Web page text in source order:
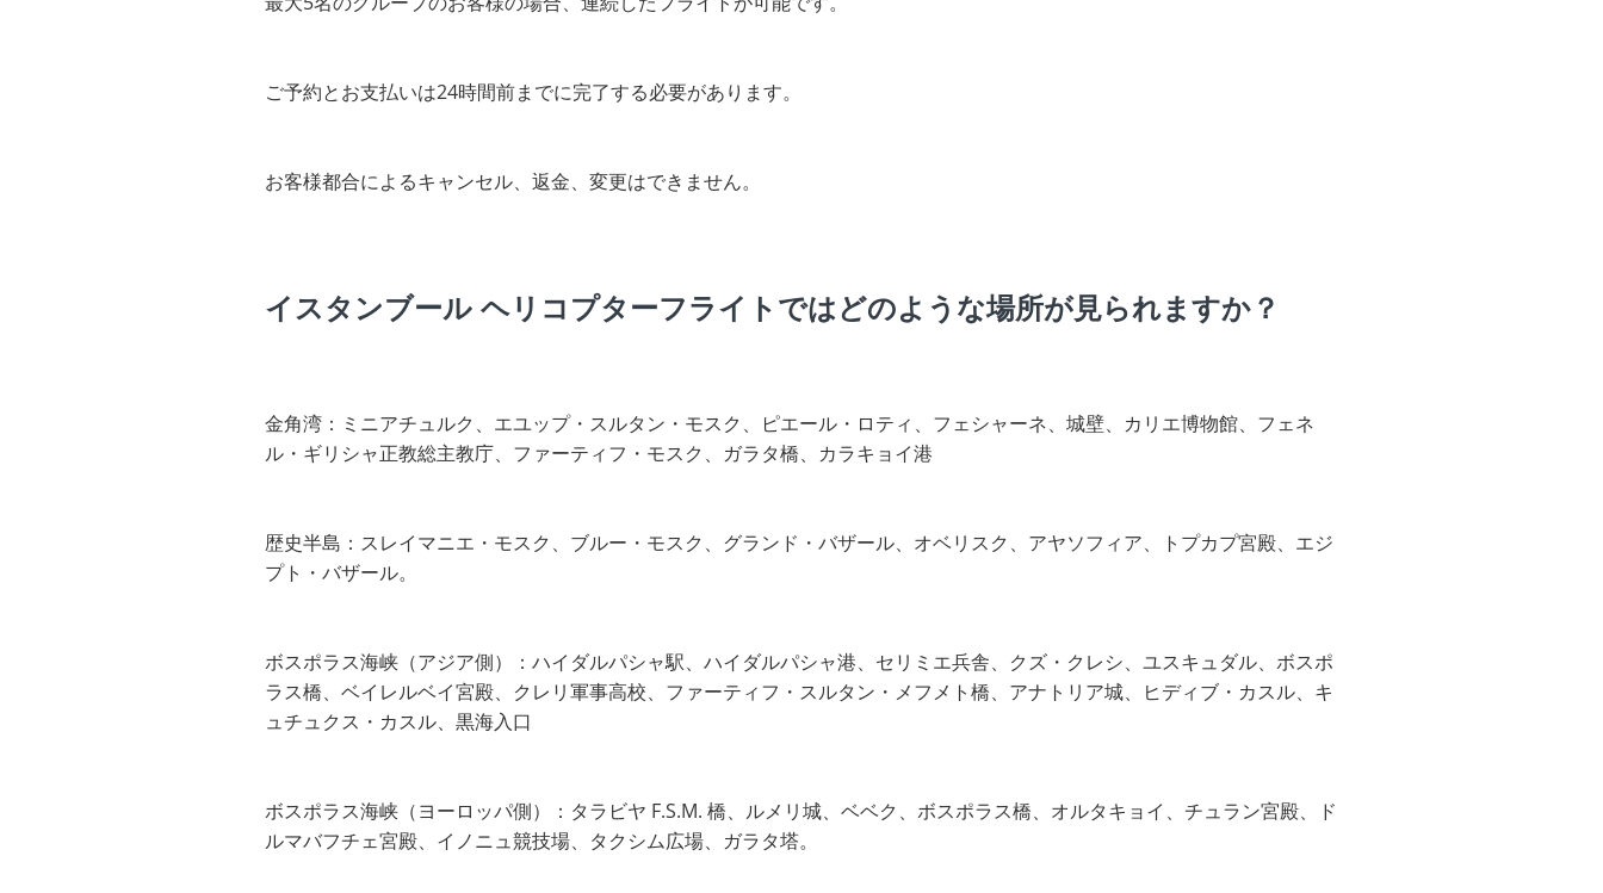
ご予約とお支払いは24時間前までに完了する必要があります。
お客様都合によるキャンセル、返金、変更はできません。
イスタンブール ヘリコプターフライトではどのような場所が見られますか？
金角湾：ミニアチュルク、エユップ・スルタン・モスク、ピエール・ロティ、フェシャーネ、城壁、カリエ博物館、フェネ
ル・ギリシャ正教総主教庁、ファーティフ・モスク、ガラタ橋、カラキョイ港
歴史半島：スレイマニエ・モスク、ブルー・モスク、グランド・バザール、オベリスク、アヤソフィア、トプカプ宮殿、エジ
プト・バザール。
ボスポラス海峡（アジア側）：ハイダルパシャ駅、ハイダルパシャ港、セリミエ兵舎、クズ・クレシ、ユスキュダル、ボスポ
ラス橋、ベイレルベイ宮殿、クレリ軍事高校、ファーティフ・スルタン・メフメト橋、アナトリア城、ヒディブ・カスル、キ
ュチュクス・カスル、黒海入口
ボスポラス海峡（ヨーロッパ側）：タラビヤ F.S.M. 橋、ルメリ城、ベベク、ボスポラス橋、オルタキョイ、チュラン宮殿、ド
ルマバフチェ宮殿、イノニュ競技場、タクシム広場、ガラタ塔。